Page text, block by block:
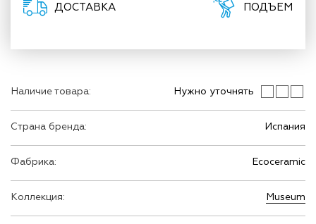
Наличие товара: Нужно уточнять
Страна бренда: Испания
Фабрика: Ecoceramic
Коллекция: Museum
ДОСТАВКА ПОДЪЕМ